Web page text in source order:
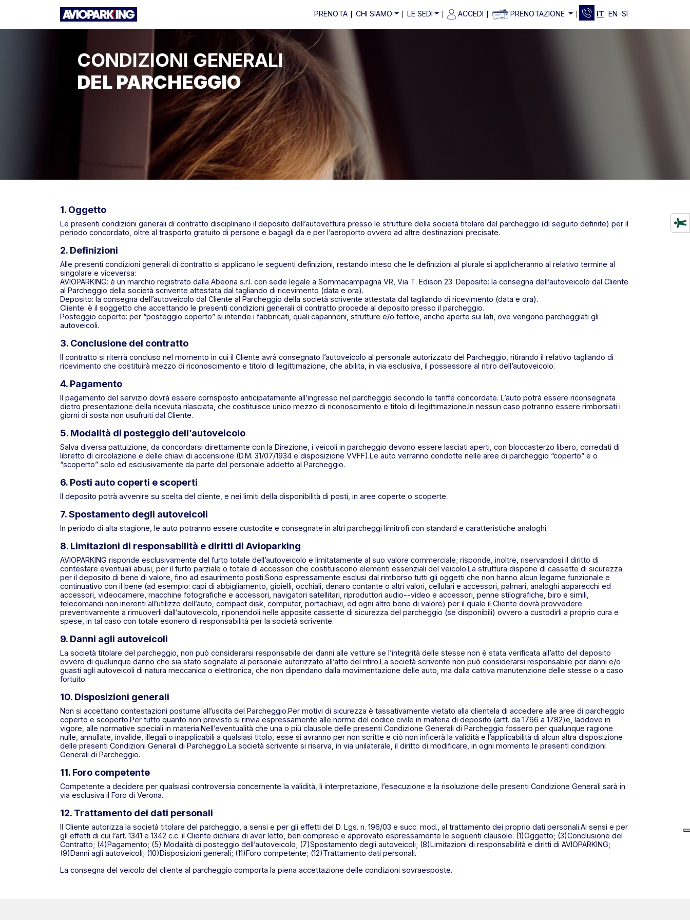
PRENOTA CHI SIAMO LE SEDI ACCEDI PRENOTAZIONE IT EN SI
CONDIZIONI GENERALI
DEL PARCHEGGIO
1. Oggetto
Le presenti condizioni generali di contratto disciplinano il deposito dell’autovettura presso le strutture della società titolare del parcheggio (di seguito definite) per il
periodo concordato, oltre al trasporto gratuito di persone e bagagli da e per l’aeroporto ovvero ad altre destinazioni precisate.
2. Definizioni
Alle presenti condizioni generali di contratto si applicano le seguenti definizioni, restando inteso che le definizioni al plurale si applicheranno al relativo termine al
singolare e viceversa:
AVIOPARKING: è un marchio registrato dalla Abeona s.r.l. con sede legale a Sommacampagna VR, Via T. Edison 23. Deposito: la consegna dell’autoveicolo dal Cliente
al Parcheggio della società scrivente attestata dal tagliando di ricevimento (data e ora).
Deposito: la consegna dell’autoveicolo dal Cliente al Parcheggio della società scrivente attestata dal tagliando di ricevimento (data e ora).
Cliente: è il soggetto che accettando le presenti condizioni generali di contratto procede al deposito presso il parcheggio.
Posteggio coperto: per “posteggio coperto” si intende i fabbricati, quali capannoni, strutture e/o tettoie, anche aperte sui lati, ove vengono parcheggiati gli
autoveicoli.
3. Conclusione del contratto
Il contratto si riterrà concluso nel momento in cui il Cliente avrà consegnato l’autoveicolo al personale autorizzato del Parcheggio, ritirando il relativo tagliando di
ricevimento che costituirà mezzo di riconoscimento e titolo di legittimazione, che abilita, in via esclusiva, il possessore al ritiro dell’autoveicolo.
4. Pagamento
Il pagamento del servizio dovrà essere corrisposto anticipatamente all’ingresso nel parcheggio secondo le tariffe concordate. L’auto potrà essere riconsegnata
dietro presentazione della ricevuta rilasciata, che costituisce unico mezzo di riconoscimento e titolo di legittimazione.In nessun caso potranno essere rimborsati i
giorni di sosta non usufruiti dal Cliente.
5. Modalità di posteggio dell’autoveicolo
Salva diversa pattuizione, da concordarsi direttamente con la Direzione, i veicoli in parcheggio devono essere lasciati aperti, con bloccasterzo libero, corredati di
libretto di circolazione e delle chiavi di accensione (D.M. 31/07/1934 e disposizione VVFF).Le auto verranno condotte nelle aree di parcheggio “coperto” e o
“scoperto” solo ed esclusivamente da parte del personale addetto al Parcheggio.
6. Posti auto coperti e scoperti
Il deposito potrà avvenire su scelta del cliente, e nei limiti della disponibilità di posti, in aree coperte o scoperte.
7. Spostamento degli autoveicoli
In periodo di alta stagione, le auto potranno essere custodite e consegnate in altri parcheggi limitrofi con standard e caratteristiche analoghi.
8. Limitazioni di responsabilità e diritti di Avioparking
AVIOPARKING risponde esclusivamente del furto totale dell’autoveicolo e limitatamente al suo valore commerciale; risponde, inoltre, riservandosi il diritto di
contestare eventuali abusi, per il furto parziale o totale di accessori che costituiscono elementi essenziali del veicolo.La struttura dispone di cassette di sicurezza
per il deposito di bene di valore, fino ad esaurimento posti.Sono espressamente esclusi dal rimborso tutti gli oggetti che non hanno alcun legame funzionale e
continuativo con il bene (ad esempio: capi di abbigliamento, gioielli, occhiali, denaro contante o altri valori, cellulari e accessori, palmari, analoghi apparecchi ed
accessori, videocamere, macchine fotografiche e accessori, navigatori satellitari, riproduttori audio--video e accessori, penne stilografiche, biro e simili,
telecomandi non inerenti all’utilizzo dell’auto, compact disk, computer, portachiavi, ed ogni altro bene di valore) per il quale il Cliente dovrà provvedere
preventivamente a rimuoverli dall’autoveicolo, riponendoli nelle apposite cassette di sicurezza del parcheggio (se disponibili) ovvero a custodirli a proprio cura e
spese, in tal caso con totale esonero di responsabilità per la società scrivente.
9. Danni agli autoveicoli
La società titolare del parcheggio, non può considerarsi responsabile dei danni alle vetture se l’integrità delle stesse non è stata verificata all’atto del deposito
ovvero di qualunque danno che sia stato segnalato al personale autorizzato all’atto del ritiro.La società scrivente non può considerarsi responsabile per danni e/o
guasti agli autoveicoli di natura meccanica o elettronica, che non dipendano dalla movimentazione delle auto, ma dalla cattiva manutenzione delle stesse o a caso
fortuito.
10. Disposizioni generali
Non si accettano contestazioni postume all’uscita del Parcheggio.Per motivi di sicurezza è tassativamente vietato alla clientela di accedere alle aree di parcheggio
coperto e scoperto.Per tutto quanto non previsto si rinvia espressamente alle norme del codice civile in materia di deposito (artt. da 1766 a 1782)e, laddove in
vigore, alle normative speciali in materia.Nell’eventualità che una o più clausole delle presenti Condizione Generali di Parcheggio fossero per qualunque ragione
nulle, annullate, invalide, illegali o inapplicabili a qualsiasi titolo, esse si avranno per non scritte e ciò non inficerà la validità e l’applicabilità di alcun altra disposizione
delle presenti Condizioni Generali di Parcheggio.La società scrivente si riserva, in via unilaterale, il diritto di modificare, in ogni momento le presenti condizioni
Generali di Parcheggio.
11. Foro competente
Competente a decidere per qualsiasi controversia concernente la validità, lì interpretazione, l’esecuzione e la risoluzione delle presenti Condizione Generali sarà in
via esclusiva il Foro di Verona.
12. Trattamento dei dati personali
Il Cliente autorizza la società titolare del parcheggio, a sensi e per gli effetti del D. Lgs. n. 196/03 e succ. mod., al trattamento dei proprio dati personali.Ai sensi e per
gli effetti di cui l’art. 1341 e 1342 c.c. il Cliente dichiara di aver letto, ben compreso e approvato espressamente le seguenti clausole: (1)Oggetto; (3)Conclusione del
Contratto; (4)Pagamento; (5) Modalità di posteggio dell’autoveicolo; (7)Spostamento degli autoveicoli; (8)Limitazioni di responsabilità e diritti di AVIOPARKING;
(9)Danni agli autoveicoli; (10)Disposizioni generali; (11)Foro competente; (12)Trattamento dati personali.
La consegna del veicolo del cliente al parcheggio comporta la piena accettazione delle condizioni sovraesposte.